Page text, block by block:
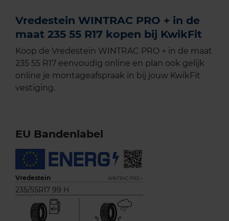
Vredestein WINTRAC PRO + in de
maat 235 55 R17 kopen bij KwikFit
Koop de Vredestein WINTRAC PRO + in de maat
235 55 R17 eenvoudig online en plan ook gelijk
online je montageafspraak in bij jouw KwikFit
vestiging.
EU Bandenlabel
Vredestein WINTRAC PRO +
235/55R17 99 H